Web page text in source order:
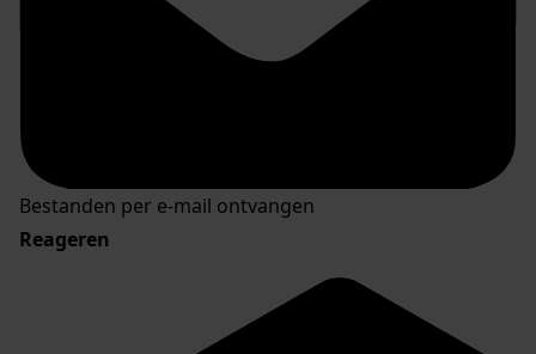
Bestanden per e-mail ontvangen
Reageren